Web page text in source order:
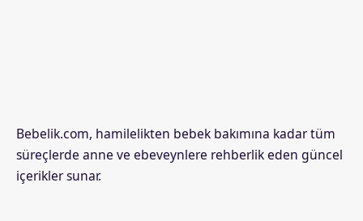
Bebelik.com, hamilelikten bebek bakımına kadar tüm
süreçlerde anne ve ebeveynlere rehberlik eden güncel
içerikler sunar.